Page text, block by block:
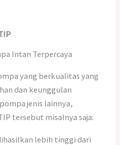
yang berkualitas yang
dan keunggulan
jenis lainnya,
tersebut misalnya saja:
lebih tinggi dari